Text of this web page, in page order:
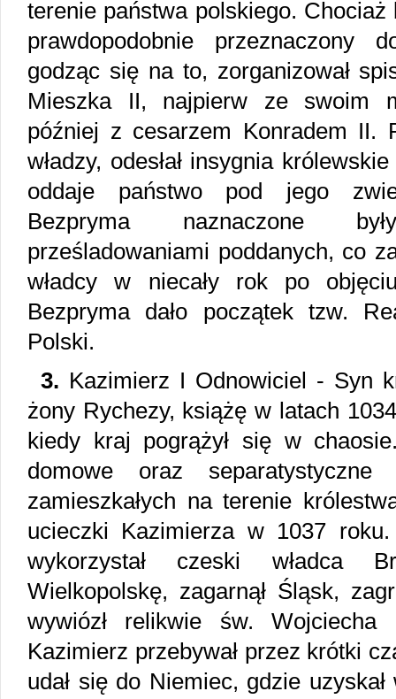
terenie państwa polskiego. Chociaż
prawdopodobnie przeznaczony
godząc się na to, zorganizował
Mieszka II, najpierw ze swoim
później z cesarzem Konradem II.
władzy, odesłał insygnia
oddaje państwo pod jego
Bezpryma naznaczone
prześladowaniami poddanych, co
władcy w niecały rok po
Bezpryma dało początek tzw.
Polski.
3. Kazimierz I Odnowiciel - Syn
żony Rychezy, książę w latach
kiedy kraj pogrążył się w
domowe oraz
zamieszkałych na terenie
ucieczki Kazimierza w 1037
wykorzystał czeski władca
Wielkopolskę, zagarnął Śląsk,
wywiózł relikwie św.
Kazimierz przebywał przez krótki
udał się do Niemiec, gdzie